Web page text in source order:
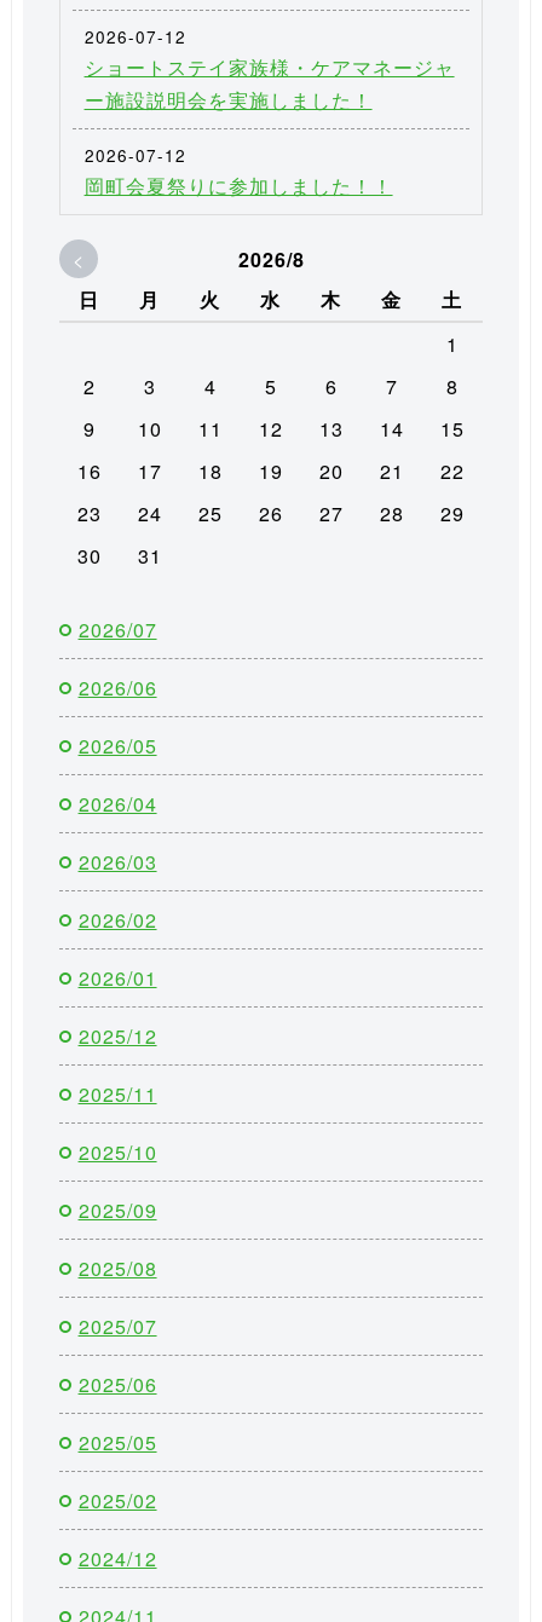
2026-07-12
ショートステイ家族様・ケアマネージャ
ー施設説明会を実施しました！
2026-07-12
岡町会夏祭りに参加しました！！
<
2026/8
日
月 火 水 木 金
土
1
2
3 4 5 6 7
8
9
10 11 12 13 14
15
16
17 18 19 20 21
22
23
24 25 26 27 28
29
30
31
2026/07
2026/06
2026/05
2026/04
2026/03
2026/02
2026/01
2025/12
2025/11
2025/10
2025/09
2025/08
2025/07
2025/06
2025/05
2025/02
2024/12